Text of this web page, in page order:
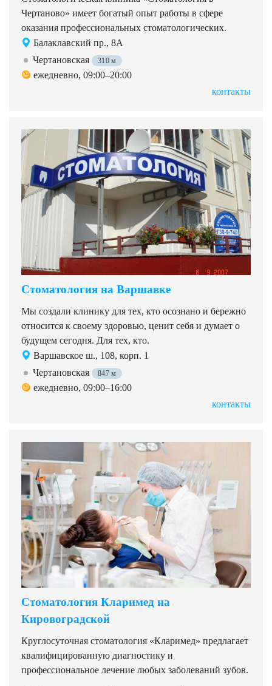
Чертаново» имеет богатый опыт работы в сфере
оказания профессиональных стоматологических.
Балаклавский пр., 8А
Чертановская
310 м
ежедневно, 09:00–20:00
контакты
Стоматология на Варшавке
Мы создали клинику для тех, кто осознано и бережно
относится к своему здоровью, ценит себя и думает о
будущем сегодня. Для тех, кто.
Варшавское ш., 108, корп. 1
Чертановская
847 м
ежедневно, 09:00–16:00
контакты
Стоматология Кларимед на
Кировоградской
Круглосуточная стоматология «Кларимед» предлагает
квалифицированную диагностику и
профессиональное лечение любых заболеваний зубов.